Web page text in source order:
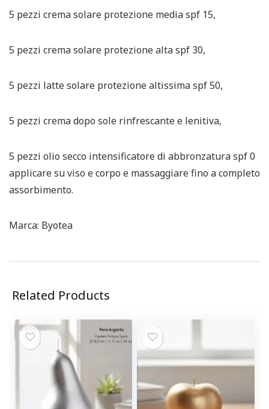
5 pezzi crema solare protezione media spf 15,
5 pezzi crema solare protezione alta spf 30,
5 pezzi latte solare protezione altissima spf 50,
5 pezzi crema dopo sole rinfrescante e lenitiva,
5 pezzi olio secco intensificatore di abbronzatura spf 0
applicare su viso e corpo e massaggiare fino a completo
assorbimento.
Marca: Byotea
Related Products